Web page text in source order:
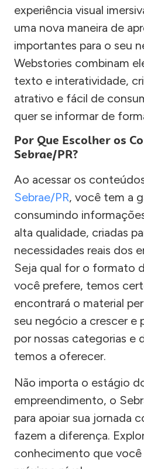
experiência visual
uma nova maneira de
importantes para o seu
Webstories combinam
texto e interatividade,
atrativo e fácil de
quer se informar de
Por Que Escolher os
Sebrae/PR?
Ao acessar os
Sebrae/PR, você tem a
consumindo
alta qualidade, criadas
necessidades reais dos
Seja qual for o formato
você prefere, temos
encontrará o material
seu negócio a crescer e
por nossas categorias e
temos a oferecer.
Não importa o estágio
empreendimento, o
para apoiar sua jornada
fazem a diferença.
conhecimento que você